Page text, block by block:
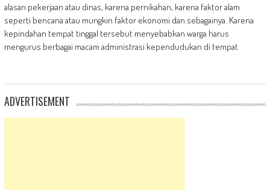
alasan pekerjaan atau dinas, karena pernikahan, karena faktor alam
seperti bencana atau mungkin faktor ekonomi dan sebagainya. Karena
kepindahan tempat tinggal tersebut menyebabkan warga harus
mengurus berbagai macam administrasi kependudukan di tempat
ADVERTISEMENT